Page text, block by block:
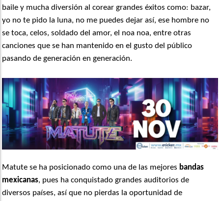
baile y mucha diversión al corear grandes éxitos como: bazar,
yo no te pido la luna, no me puedes dejar así, ese hombre no
se toca, celos, soldado del amor, el noa noa, entre otras
canciones que se han mantenido en el gusto del público
pasando de generación en generación.
Matute se ha posicionado como una de las mejores bandas
mexicanas, pues ha conquistado grandes auditorios de
diversos países, así que no pierdas la oportunidad de